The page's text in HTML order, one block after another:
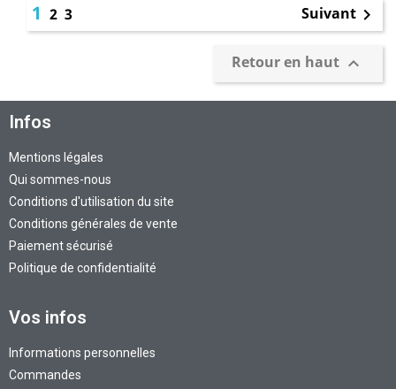
1 2 3 Suivant 
Retour en haut 
Infos
Mentions légales
Qui sommes-nous
Conditions d'utilisation du site
Conditions générales de vente
Paiement sécurisé
Politique de confidentialité
Vos infos
Informations personnelles
Commandes